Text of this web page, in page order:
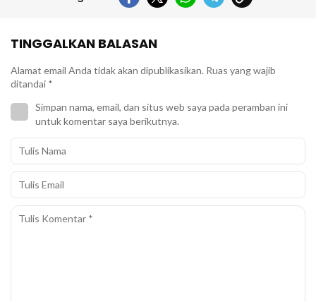
TINGGALKAN BALASAN
Alamat email Anda tidak akan dipublikasikan. Ruas yang wajib
ditandai *
Simpan nama, email, dan situs web saya pada peramban ini
untuk komentar saya berikutnya.